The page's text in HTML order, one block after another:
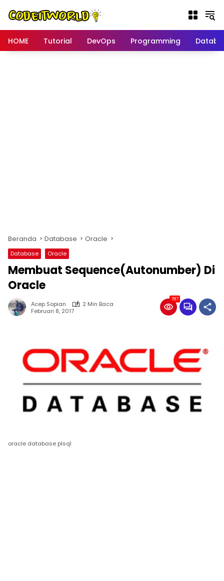
HOME
Tutorial DevOps Programming
Beranda Database Oracle
Database Oracle
Membuat Sequence(Autonumber) Di
Oracle
Acep Sopian
2 Min Baca
Februari 8, 2017
787
oracle database plsql